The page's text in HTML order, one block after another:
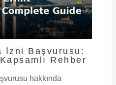
İzni Başvurusu:
Rehber
hakkında